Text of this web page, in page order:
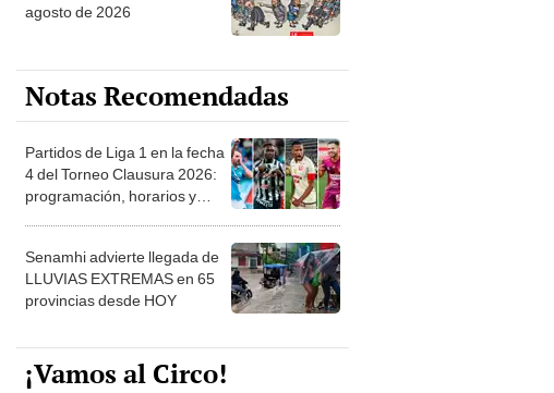
agosto de 2026
Notas Recomendadas
Partidos de Liga 1 en la fecha
4 del Torneo Clausura 2026:
programación, horarios y
Senamhi advierte llegada de
LLUVIAS EXTREMAS en 65
provincias desde HOY
¡Vamos al Circo!